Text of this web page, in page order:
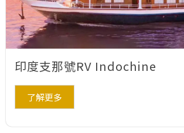
印度支那號RV Indochine
了解更多